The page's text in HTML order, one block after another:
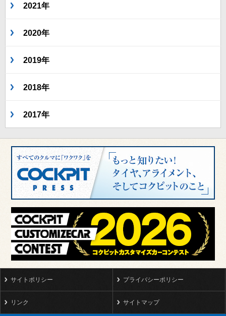
2021年
2020年
2019年
2018年
2017年
サイトポリシー プライバシーポリシー
リンク サイトマップ